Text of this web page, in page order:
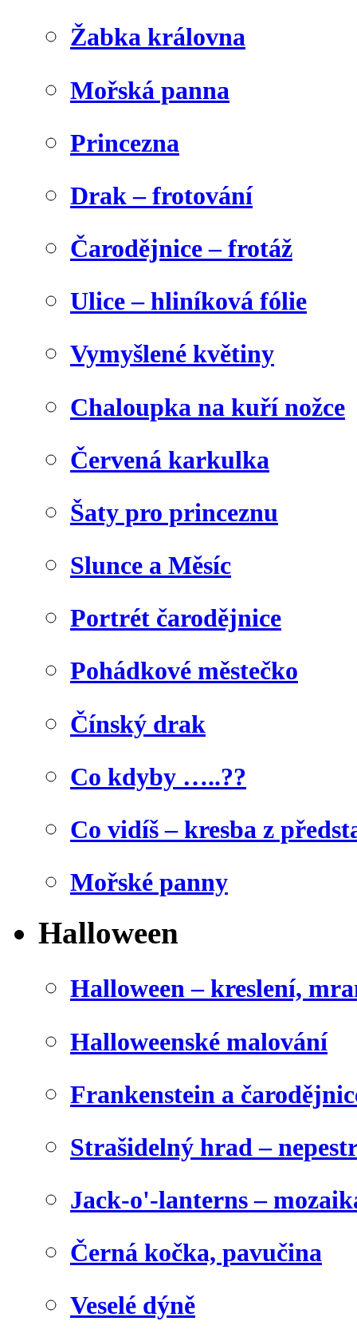
Žabka královna
Mořská panna
Princezna
Drak – frotování
Čarodějnice – frotáž
Ulice – hliníková fólie
Vymyšlené květiny
Chaloupka na kuří nožce
Červená karkulka
Šaty pro princeznu
Slunce a Měsíc
Portrét čarodějnice
Pohádkové městečko
Čínský drak
Co kdyby …..??
Co vidíš – kresba z
Mořské panny
Halloween
Halloween – kreslení,
Halloweenské malování
Frankenstein a
Strašidelný hrad –
Jack-o'-lanterns –
Černá kočka, pavučina
Veselé dýně